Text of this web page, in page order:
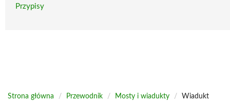
Przypisy
Strona główna / Przewodnik / Mosty i wiadukty /
Wiadukt